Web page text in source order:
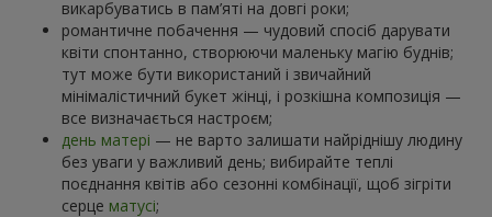
викарбуватись в пам’яті на довгі роки;
романтичне побачення — чудовий спосіб дарувати
квіти спонтанно, створюючи маленьку магію буднів;
тут може бути використаний і звичайний
мінімалістичний букет жінці, і розкішна композиція —
все визначається настроєм;
день матері — не варто залишати найріднішу людину
без уваги у важливий день; вибирайте теплі
поєднання квітів або сезонні комбінації, щоб зігріти
серце матусі;